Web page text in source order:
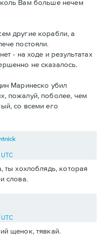
Вам больше нечем
другие корабли, а
постояли.
- на ходе и результатах
не сказалось.
Маринеско убил
пожалуй, поболее, чем
со всеми его
ты хохлоблядь, которая
слова.
щенок, тявкай.